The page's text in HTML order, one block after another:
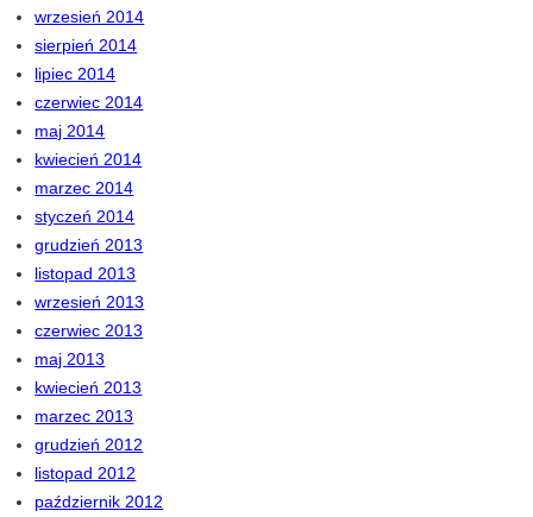
wrzesień 2014
sierpień 2014
lipiec 2014
czerwiec 2014
maj 2014
kwiecień 2014
marzec 2014
styczeń 2014
grudzień 2013
listopad 2013
wrzesień 2013
czerwiec 2013
maj 2013
kwiecień 2013
marzec 2013
grudzień 2012
listopad 2012
październik 2012